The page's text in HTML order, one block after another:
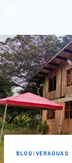
BLOG | VERAGUAS